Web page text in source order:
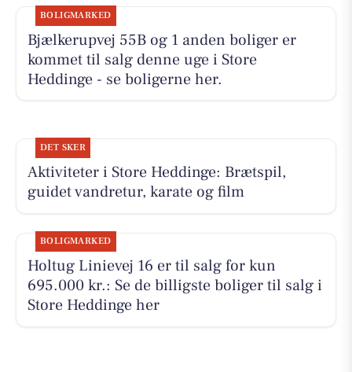
BOLIGMARKED
Bjælkerupvej 55B og 1 anden boliger er
kommet til salg denne uge i Store
Heddinge - se boligerne her.
DET SKER
Aktiviteter i Store Heddinge: Brætspil,
guidet vandretur, karate og film
BOLIGMARKED
Holtug Linievej 16 er til salg for kun
695.000 kr.: Se de billigste boliger til salg i
Store Heddinge her